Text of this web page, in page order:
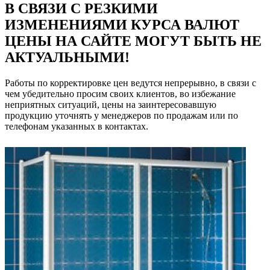
В СВЯЗИ С РЕЗКИМИ
ИЗМЕНЕНИЯМИ КУРСА ВАЛЮТ
ЦЕНЫ НА САЙТЕ МОГУТ БЫТЬ НЕ
АКТУАЛЬНЫМИ!
Работы по корректировке цен ведутся непрерывно, в связи с
чем убедительно просим своих клиентов, во избежание
неприятных ситуаций, цены на заинтересовавшую
продукцию уточнять у менеджеров по продажам или по
телефонам указанных в контактах.